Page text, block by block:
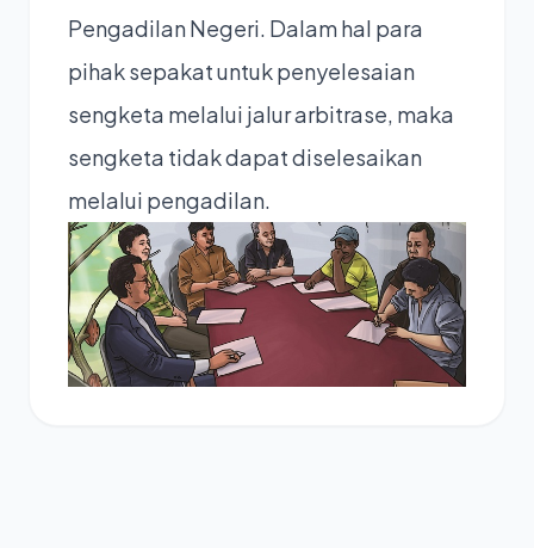
Pengadilan Negeri. Dalam hal para
pihak sepakat untuk penyelesaian
sengketa melalui jalur arbitrase, maka
sengketa tidak dapat diselesaikan
melalui pengadilan.